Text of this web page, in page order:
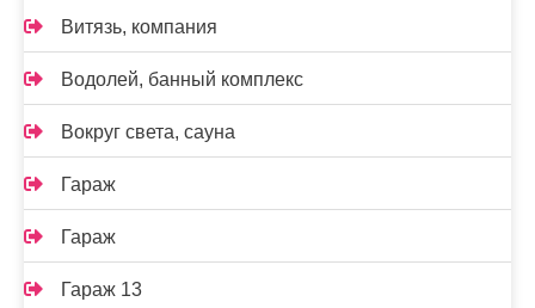
Витязь, компания
Водолей, банный комплекс
Вокруг света, сауна
Гараж
Гараж
Гараж 13